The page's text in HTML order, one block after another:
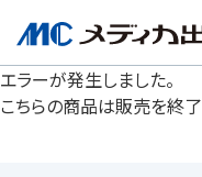
エラーが発生しました。
こちらの商品は販売を終了